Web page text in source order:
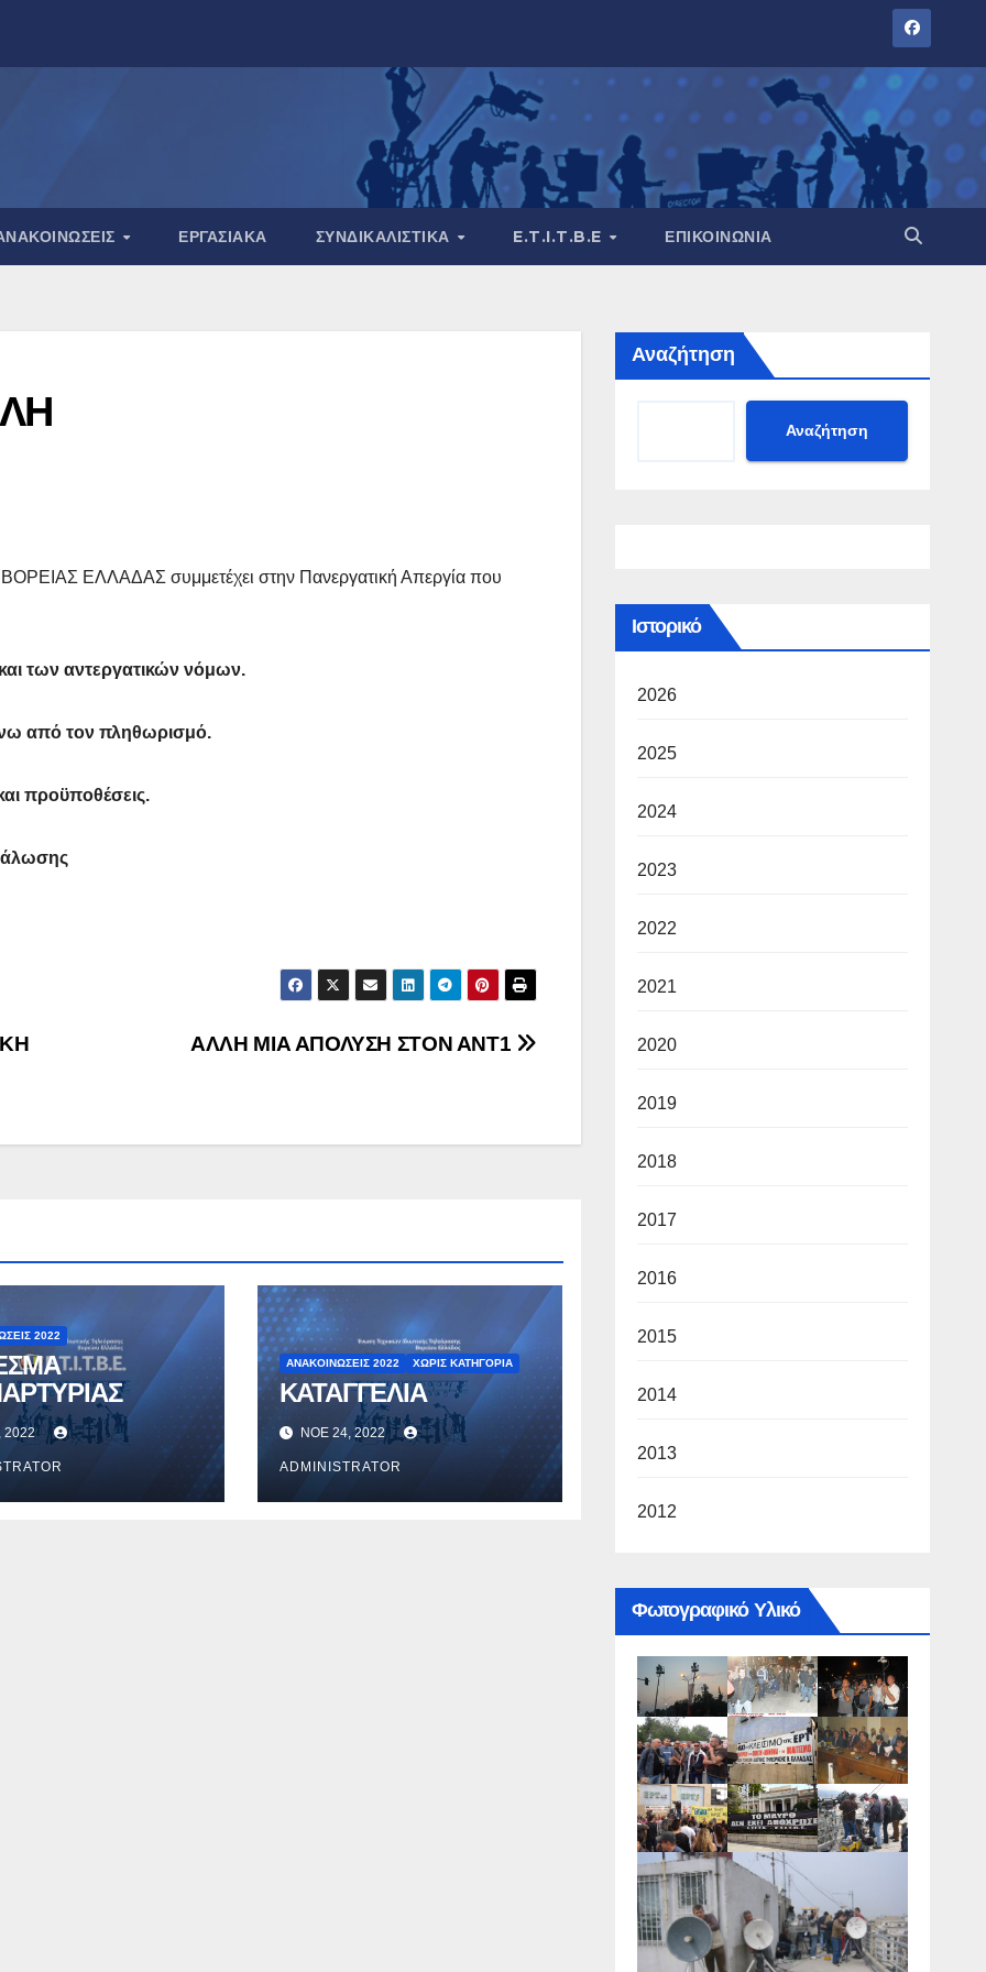
ΕΡΓΑΣΙΑΚΆ ΣΥΝΔΙΚΑΛΙΣΤΙΚΆ E.T.I.T.B.E ΕΠΙΚΟΙΝΩΝΊΑ
ΕΛΛΑΔΑΣ συμμετέχει στην Πανεργατική Απεργία που
των αντεργατικών νόμων.
από τον πληθωρισμό.
προϋποθέσεις.
ΑΛΛΗ ΜΙΑ ΑΠΟΛΥΣΗ ΣΤΟΝ ΑΝΤ1
2022
2022
ΑΝΑΚΟΙΝΏΣΕΙΣ 2022 ΧΩΡΊΣ ΚΑΤΗΓΟΡΊΑ
ΚΑΤΑΓΓΕΛΙΑ
ΝΟΈ 24, 2022
ADMINISTRATOR
Αναζήτηση
Αναζήτηση
Ιστορικό
2026
2025
2024
2023
2022
2021
2020
2019
2018
2017
2016
2015
2014
2013
2012
Φωτογραφικό Υλικό